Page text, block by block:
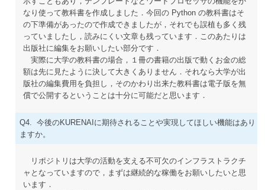
なり使って教科書を作成しました．今回の Python の教科書はそ
の下準備があったので作成できましたが，それでも誤植も多く残
っていましたし，読みにくい文章も残っています．このあたりは
出版社に編集をお願いしたい部分です．
実際に大学の教科書の場合，１冊の書籍の出版で動くお金の総
額は先に見たように決して大きくありません．それなら大学が出
版社の編集費用を負担し，そのかわり出来た教科書は電子版を無
償で公開するということは十分に可能だと思います．
Q4. 今後のKURENAIに期待されることや実現してほしい機能はあり
ますか。
リポジトリは大学の活動を支える不可欠のインフラストラクチ
ャとなっていますので，まずは継続的な稼働をお願いしたいと思
います．